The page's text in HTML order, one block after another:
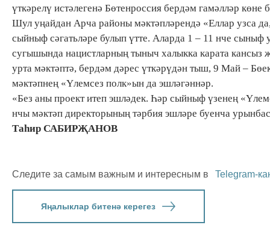
үткәрелү истәлегенә Бөтенроссия бердәм гамәлләр көне
Шул уңайдан Арча районы мәктәпләрендә «Еллар узса
сыйныф сәгатьләре булып үтте. Аларда 1 – 11 нче
сугышында нацистларның тыныч халыкка карата
урта мәктәптә, бердәм дәрес үткәрүдән тыш, 9 Май –
мәктәпнең «Үлемсез полк»ын да эшләгәннәр.
«Без аны проект итеп эшләдек. Һәр сыйныф үзенең
нчы мәктәп директорының тәрбия эшләре буенча
Таһир САБИРҖАНОВ
Следите за самым важным и интересным в Telegram-
Яңалыклар битенә керегез